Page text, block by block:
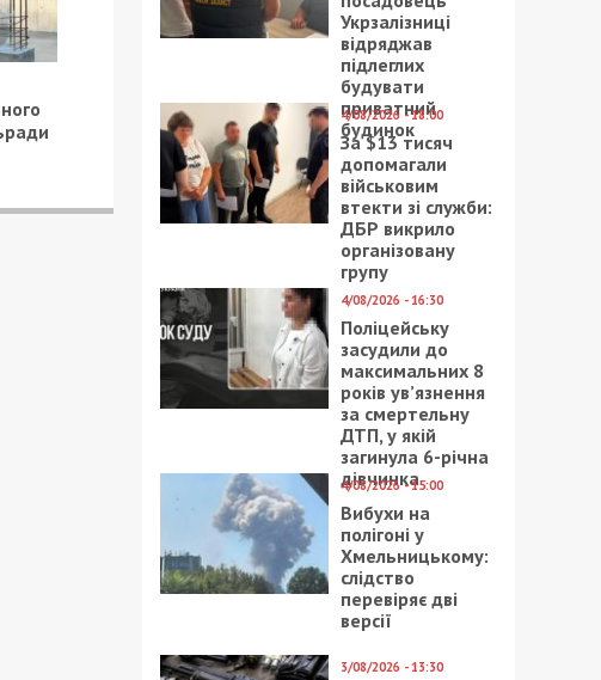
Укрзалізниці
відряджав
підлеглих
будувати
приватний
будинок
4/08/2026 - 18:00
За $13 тисяч
допомагали
військовим
втекти зі служби:
ДБР викрило
організовану
групу
4/08/2026 - 16:30
Поліцейську
засудили до
максимальних 8
років ув’язнення
за смертельну
ДТП, у якій
загинула 6-річна
дівчинка
4/08/2026 - 15:00
Вибухи на
полігоні у
Хмельницькому:
слідство
перевіряє дві
версії
3/08/2026 - 13:30